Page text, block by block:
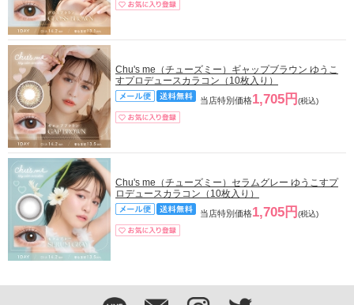
Chu's me（チューズミー）ギャップブラウン ゆうこ
すプロデュースカラコン（10枚入り）
当店特別価格1,705円 (税込)
Chu's me（チューズミー）セラムグレー ゆうこすプ
ロデュースカラコン（10枚入り）
当店特別価格1,705円 (税込)